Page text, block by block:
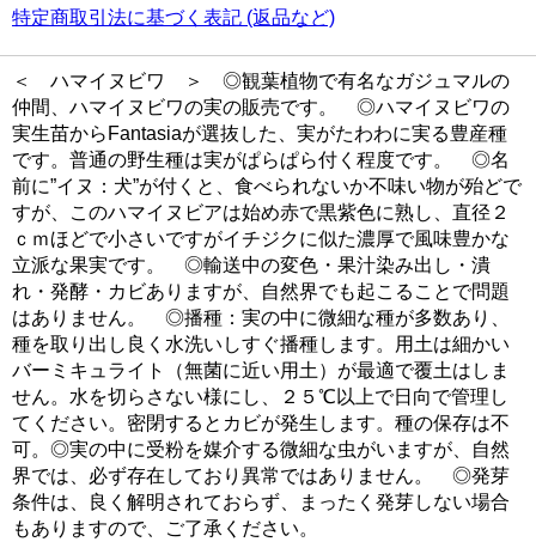
特定商取引法に基づく表記 (返品など)
＜ ハマイヌビワ ＞ ◎観葉植物で有名なガジュマルの
仲間、ハマイヌビワの実の販売です。 ◎ハマイヌビワの
実生苗からFantasiaが選抜した、実がたわわに実る豊産種
です。普通の野生種は実がぱらぱら付く程度です。 ◎名
前に”イヌ：犬”が付くと、食べられないか不味い物が殆どで
すが、このハマイヌビアは始め赤で黒紫色に熟し、直径２
ｃｍほどで小さいですがイチジクに似た濃厚で風味豊かな
立派な果実です。 ◎輸送中の変色・果汁染み出し・潰
れ・発酵・カビありますが、自然界でも起こることで問題
はありません。 ◎播種：実の中に微細な種が多数あり、
種を取り出し良く水洗いしすぐ播種します。用土は細かい
バーミキュライト（無菌に近い用土）が最適で覆土はしま
せん。水を切らさない様にし、２５℃以上で日向で管理し
てください。密閉するとカビが発生します。種の保存は不
可。◎実の中に受粉を媒介する微細な虫がいますが、自然
界では、必ず存在しており異常ではありません。 ◎発芽
条件は、良く解明されておらず、まったく発芽しない場合
もありますので、ご了承ください。